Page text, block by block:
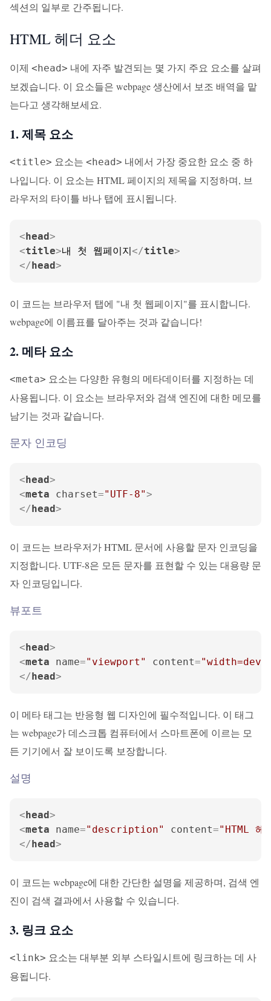
섹션의 일부로 간주됩니다.
HTML 헤더 요소
이제 <head> 내에 자주 발견되는 몇 가지 주요 요소를 살펴
보겠습니다. 이 요소들은 webpage 생산에서 보조 배역을 맡
는다고 생각해보세요.
1. 제목 요소
<title> 요소는 <head> 내에서 가장 중요한 요소 중 하
나입니다. 이 요소는 HTML 페이지의 제목을 지정하며, 브
라우저의 타이틀 바나 탭에 표시됩니다.
<head>
<title>내 첫 웹페이지</title>
</head>
이 코드는 브라우저 탭에 "내 첫 웹페이지"를 표시합니다.
webpage에 이름표를 달아주는 것과 같습니다!
2. 메타 요소
<meta> 요소는 다양한 유형의 메타데이터를 지정하는 데
사용됩니다. 이 요소는 브라우저와 검색 엔진에 대한 메모를
남기는 것과 같습니다.
문자 인코딩
<head>
<meta charset="UTF-8">
</head>
이 코드는 브라우저가 HTML 문서에 사용할 문자 인코딩을
지정합니다. UTF-8은 모든 문자를 표현할 수 있는 대용량 문
자 인코딩입니다.
뷰포트
<head>
<meta name="viewport" content=
</head>
이 메타 태그는 반응형 웹 디자인에 필수적입니다. 이 태그
는 webpage가 데스크톱 컴퓨터에서 스마트폰에 이르는 모
든 기기에서 잘 보이도록 보장합니다.
설명
<head>
<meta name="description" content="HTML 헤
</head>
이 코드는 webpage에 대한 간단한 설명을 제공하며, 검색 엔
진이 검색 결과에서 사용할 수 있습니다.
3. 링크 요소
<link> 요소는 대부분 외부 스타일시트에 링크하는 데 사
용됩니다.